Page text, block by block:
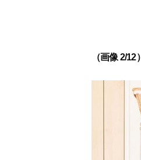
（画像 2/12）